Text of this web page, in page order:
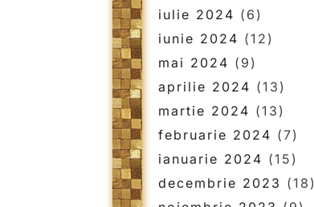
iulie 2024 (6)
iunie 2024 (12)
mai 2024 (9)
aprilie 2024 (13)
martie 2024 (13)
februarie 2024 (7)
ianuarie 2024 (15)
decembrie 2023 (18)